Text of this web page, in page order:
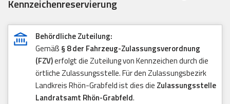
Kennzeichenreservierung
Behördliche Zuteilung:
Gemäß § 8 der Fahrzeug-Zulassungsverordnung
(FZV)erfolgt die Zuteilung von Kennzeichen durch die
örtliche Zulassungsstelle. Für den Zulassungsbezirk
Landkreis Rhön-Grabfeld ist dies die Zulassungsstelle
Landratsamt Rhön-Grabfeld.